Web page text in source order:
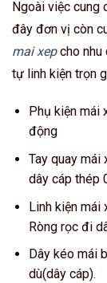
Ngoài việc cung
đây đơn vị còn
mai xepcho nhu
tự linh kiện trọn
Phụ kiện mái
động
Tay quay mái
dây cáp thép
Linh kiện mái
Ròng rọc đi
Dây kéo mái
dù(dây cáp).